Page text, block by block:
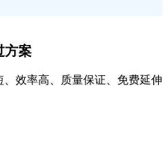
方案
效率高、质量保证、免费延伸